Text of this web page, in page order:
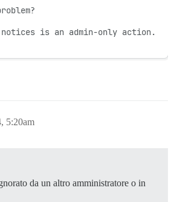
notices is an admin-only action.
5:20am
da un altro amministratore o in